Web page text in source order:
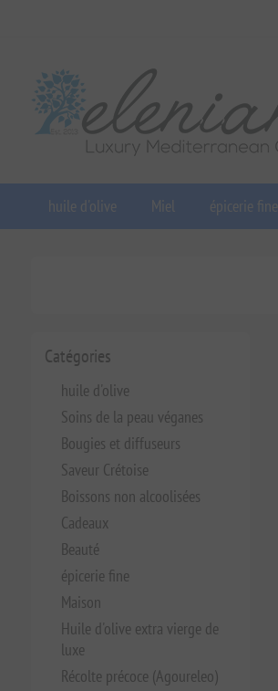
huile d'olive Miel épicerie fine
Catégories
huile d'olive
Soins de la peau véganes
Bougies et diffuseurs
Saveur Crétoise
Boissons non alcoolisées
Cadeaux
Beauté
épicerie fine
Maison
Huile d'olive extra vierge de
luxe
Récolte précoce (Agoureleo)